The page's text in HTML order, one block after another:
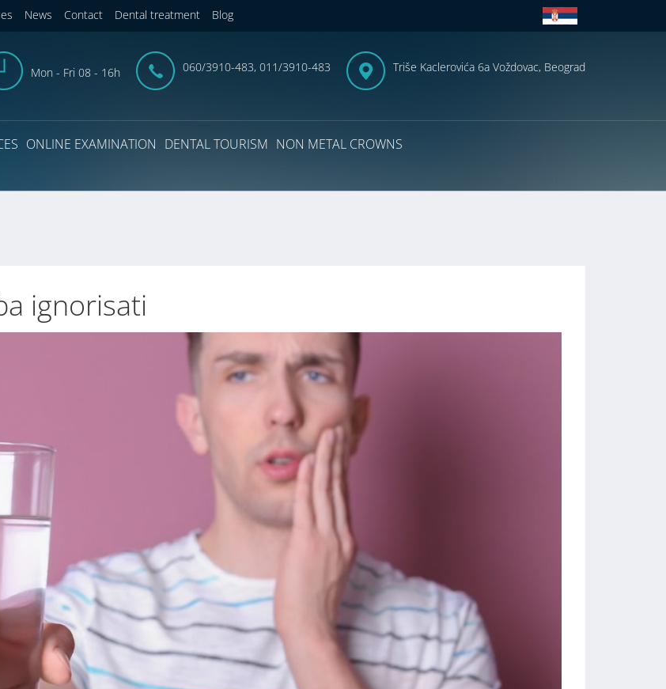
News Contact Dental treatment Blog
Mon - Fri 08 - 16h 060/3910-483, 011/3910-483 Triše Kaclerovića 6a Voždovac, Beograd
NON METAL CROWNS
ONLINE EXAMINATION DENTAL TOURISM
ignorisati